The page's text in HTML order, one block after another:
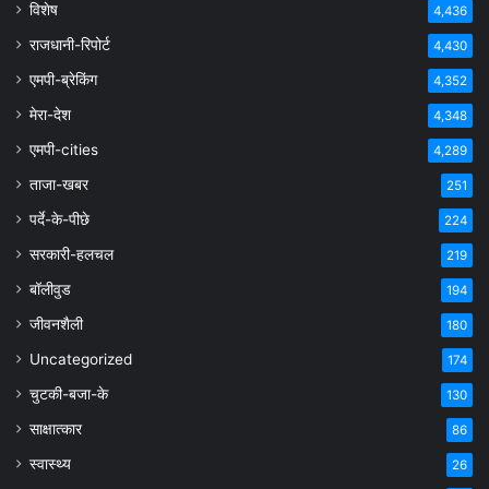
विशेष 4,436
राजधानी-रिपोर्ट 4,430
एमपी-ब्रेकिंग 4,352
मेरा-देश 4,348
एमपी-cities 4,289
ताजा-खबर 251
पर्दे-के-पीछे 224
सरकारी-हलचल 219
बॉलीवुड 194
जीवनशैली 180
Uncategorized 174
चुटकी-बजा-के 130
साक्षात्कार 86
स्वास्थ्य 26